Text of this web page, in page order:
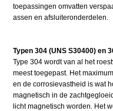
toepassingen omvatten
assen en afsluiteronderdelen.
Typen 304 (UNS S30400) en
Type 304 wordt van al het
meest toegepast. Het
en de corrosievastheid is wat
magnetisch in de
licht magnetisch worden. Het